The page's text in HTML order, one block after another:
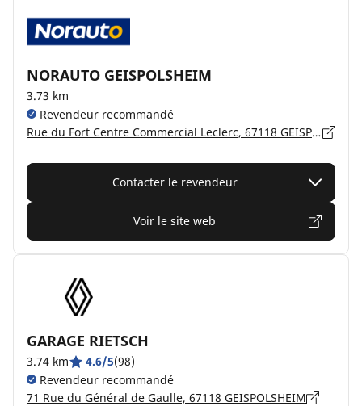
NORAUTO GEISPOLSHEIM
3.73 km
Revendeur recommandé
Rue du Fort Centre Commercial Leclerc, 67118 GEISPOLSHEIM
Contacter le revendeur
Voir le site web
GARAGE RIETSCH
3.74 km 4.6/5(98)
Revendeur recommandé
71 Rue du Général de Gaulle, 67118 GEISPOLSHEIM